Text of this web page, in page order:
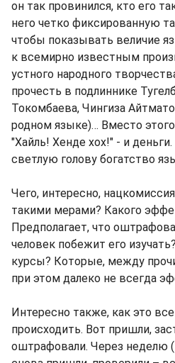
он так провинился, кто его
него четко фиксированную
чтобы показывать величие
к всемирно известным
устного народного
прочесть в подлиннике
Токомбаева, Чингиза
родном языке)… Вместо
"Хайль! Хенде хох!" - и
светлую голову богатство
Чего, интересно,
такими мерами? Какого
Предполагает, что
человек побежит его
курсы? Которые, между
при этом далеко не всегда
Интересно также, как это
происходить. Вот пришли,
оштрафовали. Через неделю